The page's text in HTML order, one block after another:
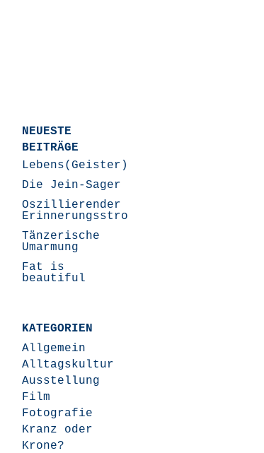
NEUESTE
BEITRÄGE
Lebens(Geister)Geschichten
Die Jein-Sager
Oszillierender
Erinnerungsstrom
Tänzerische
Umarmung
Fat is
beautiful
KATEGORIEN
Allgemein
Alltagskultur
Ausstellung
Film
Fotografie
Kranz oder
Krone?